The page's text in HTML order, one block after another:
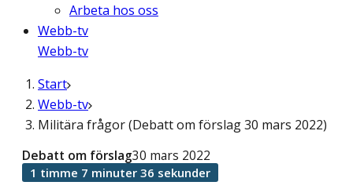
Arbeta hos oss
Webb-tv
Webb-tv
Start
Webb-tv
Militära frågor (Debatt om förslag 30 mars 2022)
Debatt om förslag30 mars 2022
1 timme 7 minuter 36 sekunder